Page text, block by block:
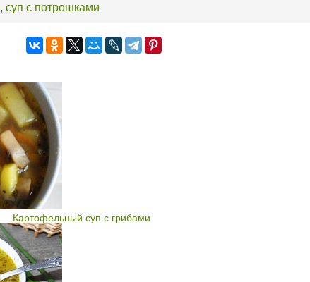
, суп с потрошками
Картофельный суп с грибами